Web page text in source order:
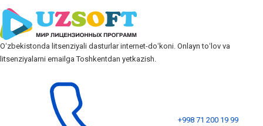
Oʻzbekistonda litsenziyali dasturlar internet-doʻkoni. Onlayn toʻlov va
litsenziyalarni emailga Toshkentdan yetkazish.
+998 71 200 19 99